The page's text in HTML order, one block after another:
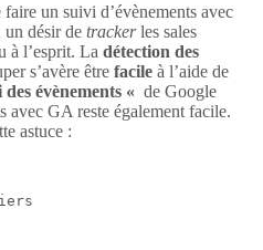
un suivi d’évènements avec
un désir de trackerles sales
à l’esprit. La détection des
s’avère être facile à l’aide de
des évènements « de Google
avec GA reste également facile.
astuce :